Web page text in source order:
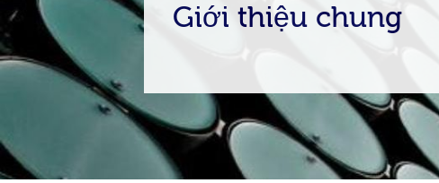
Giới thiệu chung